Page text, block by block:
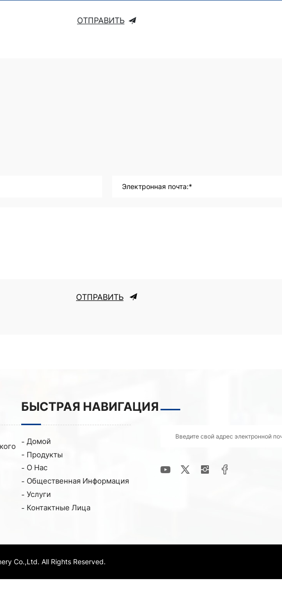
ОТПРАВИТЬ
Электронная почта:*
ОТПРАВИТЬ
БЫСТРАЯ НАВИГАЦИЯ
Домой
Продукты
О Нас
Общественная Информация
Услуги
Контактные Лица
Co.,Ltd. All Rights Reserved.